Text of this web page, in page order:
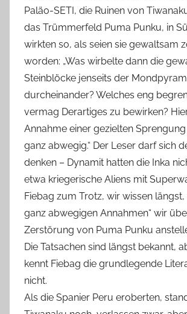
Paläo-SETI, die Ruinen von
das Trümmerfeld Puma Punku, in
wirkten so, als seien sie gewaltsam
worden: „Was wirbelte dann die
Steinblöcke jenseits der
durcheinander? Welches eng
vermag Derartiges zu bewirken?
Annahme einer gezielten
ganz abwegig.“ Der Leser darf sich
denken – Dynamit hatten die Inka
etwa kriegerische Aliens mit
Fiebag zum Trotz, wir wissen längst,
ganz abwegigen Annahmen“ wir
Zerstörung von Puma Punku
Die Tatsachen sind längst bekannt,
kennt Fiebag die grundlegende
nicht.
Als die Spanier Peru eroberten,